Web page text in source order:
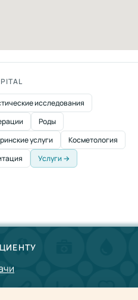
исследования
Роды
услуги
Косметология
Услуги →